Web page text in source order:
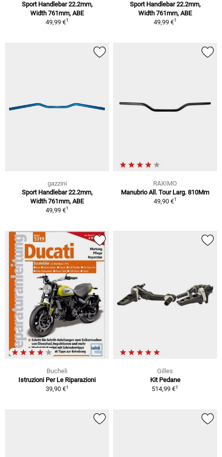
Sport Handlebar 22.2mm,
Width 761mm, ABE
49,99 €1
Sport Handlebar 22.2mm,
Width 761mm, ABE
49,99 €1
gazzini
Sport Handlebar 22.2mm,
Width 761mm, ABE
49,99 €1
RAXIMO
Manubrio All. Tour Larg. 810Mm
49,90 €1
Bucheli
Istruzioni Per Le Riparazioni
39,90 €1
Gilles
Kit Pedane
514,99 €1